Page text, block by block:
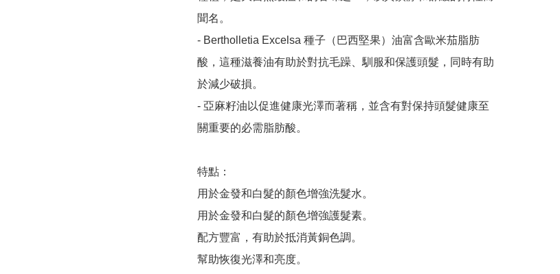
聞名。
- Bertholletia Excelsa 種子（巴西堅果）油富含歐米茄脂肪
酸，這種滋養油有助於對抗毛躁、馴服和保護頭髮，同時有助
於減少破損。
- 亞麻籽油以促進健康光澤而著稱，並含有對保持頭髮健康至
關重要的必需脂肪酸。
特點：
用於金發和白髮的顏色增強洗髮水。
用於金發和白髮的顏色增強護髮素。
配方豐富，有助於抵消黃銅色調。
幫助恢復光澤和亮度。